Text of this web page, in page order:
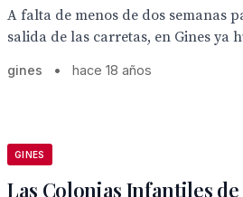
A falta de menos de dos semanas
salida de las carretas, en Gines ya
gines • hace 18 años
GINES
Las Colonias Infantiles